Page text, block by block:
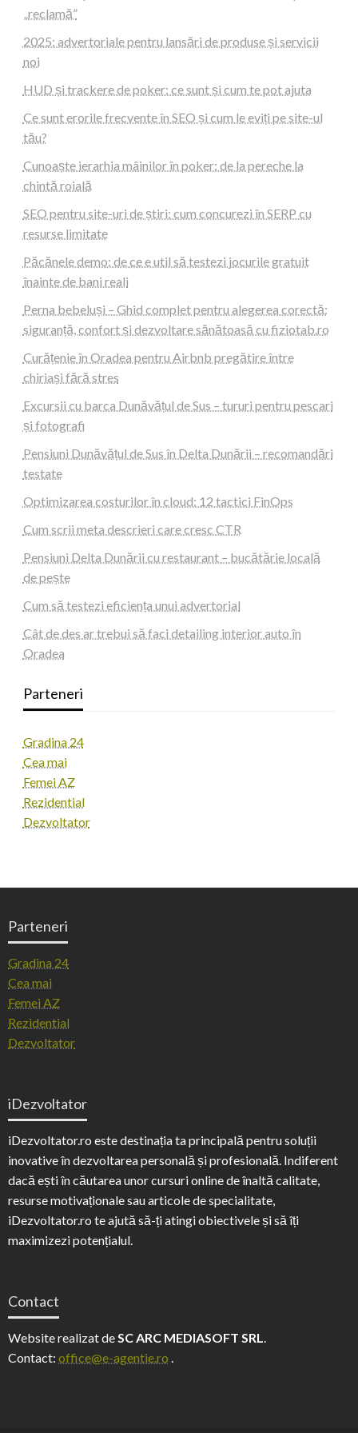
„reclamă”
2025: advertoriale pentru lansări de produse și servicii
noi
HUD și trackere de poker: ce sunt și cum te pot ajuta
Ce sunt erorile frecvente în SEO și cum le eviți pe site-ul
tău?
Cunoaște ierarhia mâinilor în poker: de la pereche la
chintă roială
SEO pentru site-uri de știri: cum concurezi în SERP cu
resurse limitate
Păcănele demo: de ce e util să testezi jocurile gratuit
înainte de bani reali
Perna bebeluși – Ghid complet pentru alegerea corectă:
siguranță, confort și dezvoltare sănătoasă cu fiziotab.ro
Curățenie în Oradea pentru Airbnb pregătire între
chiriași fără stres
Excursii cu barca Dunăvățul de Sus – tururi pentru pescari
și fotografi
Pensiuni Dunăvățul de Sus în Delta Dunării – recomandări
testate
Optimizarea costurilor în cloud: 12 tactici FinOps
Cum scrii meta descrieri care cresc CTR
Pensiuni Delta Dunării cu restaurant – bucătărie locală
de pește
Cum să testezi eficiența unui advertorial
Cât de des ar trebui să faci detailing interior auto în
Oradea
Parteneri
Gradina 24
Cea mai
Femei AZ
Rezidential
Dezvoltator
Parteneri
Gradina 24
Cea mai
Femei AZ
Rezidential
Dezvoltator
iDezvoltator
iDezvoltator.ro este destinația ta principală pentru soluții
inovative în dezvoltarea personală și profesională. Indiferent
dacă ești în căutarea unor cursuri online de înaltă calitate,
resurse motivaționale sau articole de specialitate,
iDezvoltator.ro te ajută să-ți atingi obiectivele și să îți
maximizezi potențialul.
Contact
Website realizat deSC ARC MEDIASOFT SRL.
Contact: office@e-agentie.ro .